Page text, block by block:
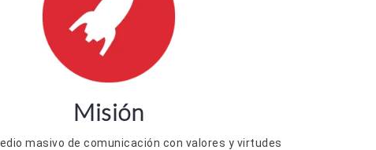
Misión
masivo de comunicación con valores y virtudes